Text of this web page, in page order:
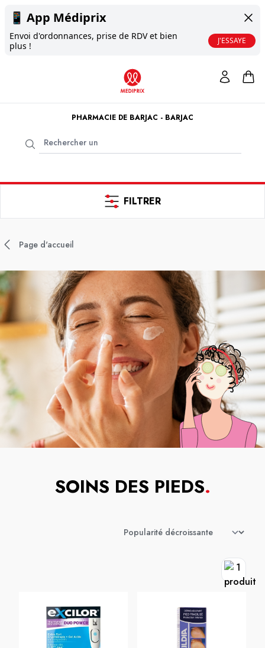
📱 App Médiprix
Envoi d'ordonnances, prise de RDV et bien
plus !
J'ESSAYE
PHARMACIE DE BARJAC - BARJAC
FILTRER
Page d'accueil
SOINS DES PIEDS.